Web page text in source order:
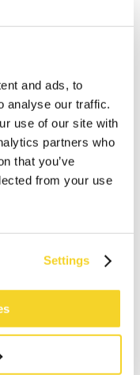
and ads, to
analyse our traffic.
use of our site with
partners who
that you’ve
from your use
Settings